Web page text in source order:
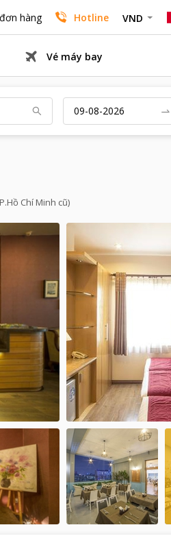
hàng Hotline VND
Vé máy bay
Chí Minh cũ)